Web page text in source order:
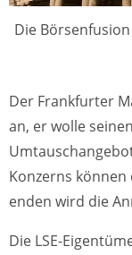
Die
Der Frankfurter
an, er wolle
Konzerns
enden wird die
Die LSE-